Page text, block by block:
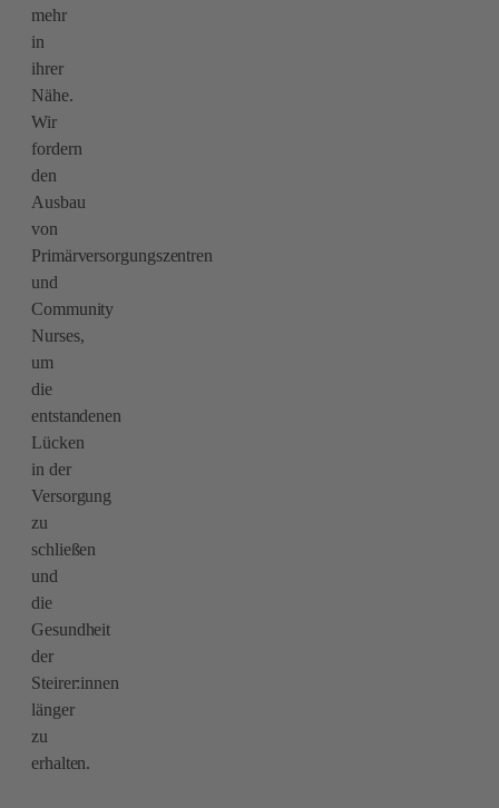
mehr
in
ihrer
Nähe.
Wir
fordern
den
Ausbau
von
Primärversorgungszentren
und
Community
Nurses,
um
die
entstandenen
Lücken
in der
Versorgung
zu
schließen
und
die
Gesundheit
der
Steirer:innen
länger
zu
erhalten.